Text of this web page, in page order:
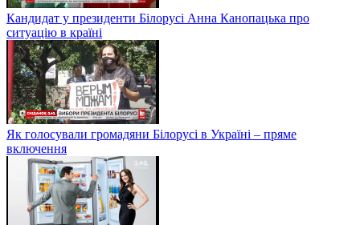
Кандидат у президенти Білорусі Анна Канопацька про
ситуацію в країні
Як голосували громадяни Білорусі в Україні – пряме
включення